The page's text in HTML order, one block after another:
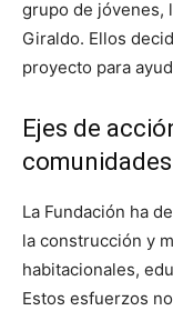
grupo de jóvenes,
Giraldo. Ellos
proyecto para
Ejes de
comunidades
La Fundación ha
la construcción y
habitacionales,
Estos esfuerzos